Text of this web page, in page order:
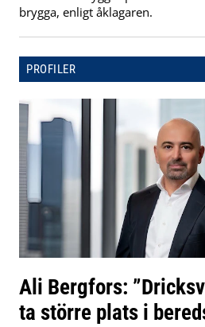
brygga, enligt åklagaren.
PROFILER
Ali Bergfors:
ta större plats i